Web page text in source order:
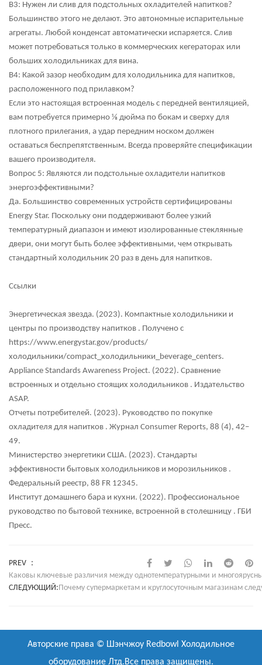
В3: Нужен ли слив для подстольных охладителей напитков?
Большинство этого не делают. Это автономные испарительные
агрегаты. Любой конденсат автоматически испаряется. Слив
может потребоваться только в коммерческих кегераторах или
больших холодильниках для вина.
В4: Какой зазор необходим для холодильника для напитков,
расположенного под прилавком?
Если это настоящая встроенная модель с передней вентиляцией,
вам потребуется примерно ⅛ дюйма по бокам и сверху для
плотного прилегания, а удар передним носком должен
оставаться беспрепятственным. Всегда проверяйте спецификации
вашего производителя.
Вопрос 5: Являются ли подстольные охладители напитков
энергоэффективными?
Да. Большинство современных устройств сертифицированы
Energy Star. Поскольку они поддерживают более узкий
температурный диапазон и имеют изолированные стеклянные
двери, они могут быть более эффективными, чем открывать
стандартный холодильник 20 раз в день для напитков.
Ссылки
Энергетическая звезда. (2023). Компактные холодильники и
центры по производству напитков . Получено с
https://www.energystar.gov/products/
холодильники/compact_холодильники_beverage_centers.
Аppliance Standards Awareness Project. (2022). Сравнение
встроенных и отдельно стоящих холодильников . Издательство
ASAP.
Отчеты потребителей. (2023). Руководство по покупке
охладителя для напитков . Журнал Consumer Reports, 88 (4), 42–
49.
Министерство энергетики США. (2023). Стандарты
эффективности бытовых холодильников и морозильников .
Федеральный реестр, 88 FR 12345.
Институт домашнего бара и кухни. (2022). Профессиональное
руководство по бытовой технике, встроенной в столешницу . ГБИ
Пресс.
PREV ：
Каковы ключевые различия между однотемпературными и
СЛЕДУЮЩИЙ:Почему супермаркетам и круглосуточным магазинам
Авторские права © Шэнчжоу Redbowl Холодильное
оборудование Лтд.Все права защищены.